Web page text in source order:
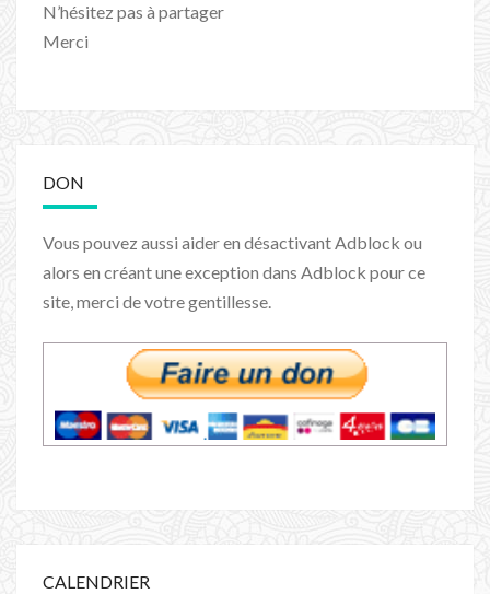
N’hésitez pas à partager
Merci
DON
Vous pouvez aussi aider en désactivant Adblock ou
alors en créant une exception dans Adblock pour ce
site, merci de votre gentillesse.
CALENDRIER